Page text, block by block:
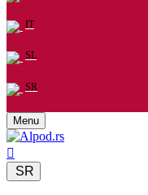
IT
SL
SR
Menu
SR